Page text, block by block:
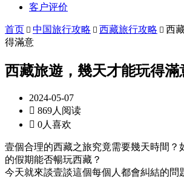
客户评价
首页  中国旅行攻略  西藏旅行攻略  西
得滿意
西藏旅遊，幾天才能玩得滿
2024-05-07
 869人阅读
 0人喜欢
壹個合理的西藏之旅究竟需要幾天時間？
的假期能否暢玩西藏？
今天就來談壹談這個每個人都會糾結的問